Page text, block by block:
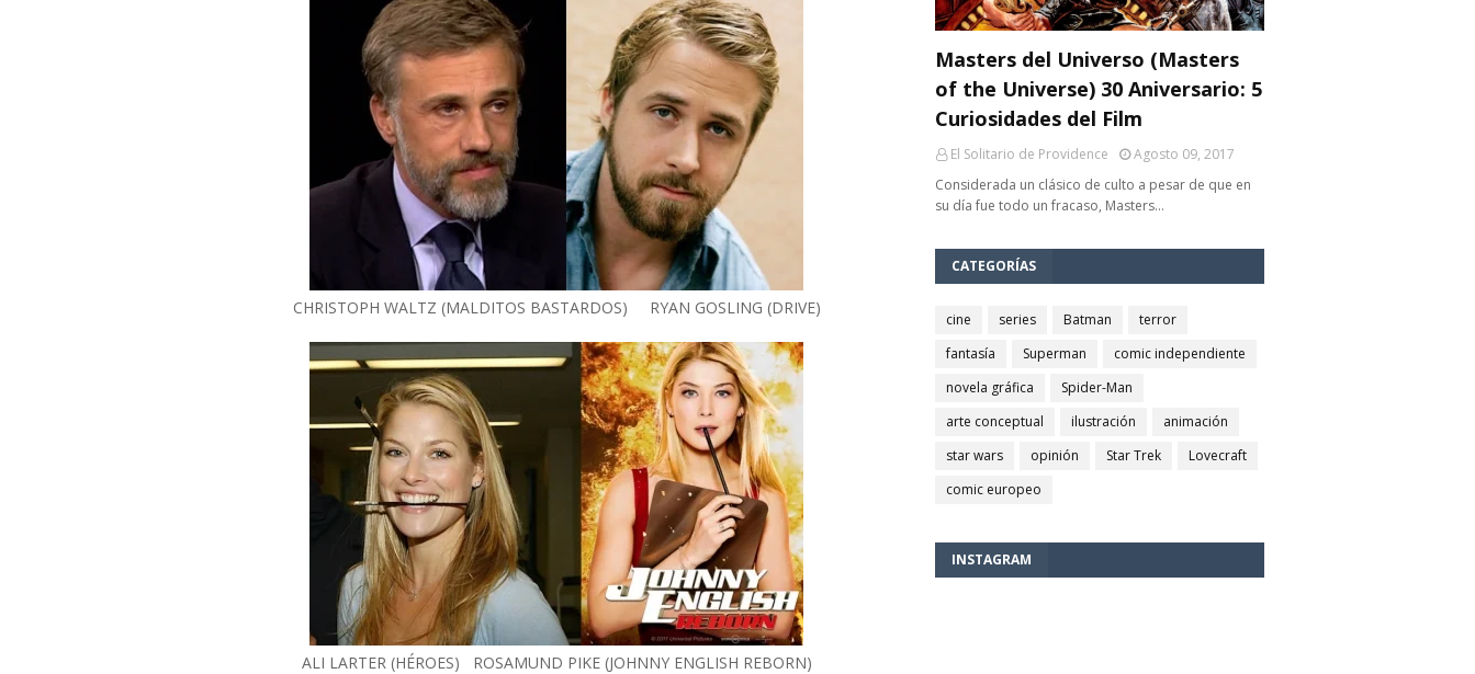
CHRISTOPH WALTZ (MALDITOS BASTARDOS) RYAN GOSLING (DRIVE)
ALI LARTER (HÉROES) ROSAMUND PIKE (JOHNNY ENGLISH REBORN)
Masters del Universo (Masters
of the Universe) 30 Aniversario: 5
Curiosidades del Film
El Solitario de Providence
Agosto 09, 2017
Considerada un clásico de culto a pesar de que en
su día fue todo un fracaso, Masters…
CATEGORÍAS
cine series Batman
terror
fantasía
Superman
comic independiente
novela gráfica
Spider-Man
arte conceptual
ilustración
animación
star wars
opinión Star Trek
Lovecraft
comic europeo
INSTAGRAM